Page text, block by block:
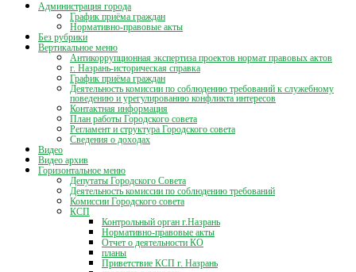
Администрация города
График приёма граждан
Нормативно-правовые акты
Без рубрики
Вертикальное меню
Антикоррупционная экспертиза проектов нормат правовых актов
г. Назрань-историческая справка
График приёма граждан
Деятельность комиссии по соблюдению требований к служебному
поведению и урегулированию конфликта интересов
Контактная информация
План работы Городского совета
Регламент и структура Городского совета
Сведения о доходах
Видео
Видео архив
Горизонтальное меню
Депутаты Городского Совета
Деятельность комиссии по соблюдению требований
Комиссии Городского совета
КСП
Контрольный орган г.Назрань
Нормативно-правовые акты
Отчет о деятельности КО
планы
Приветствие КСП г. Назрань